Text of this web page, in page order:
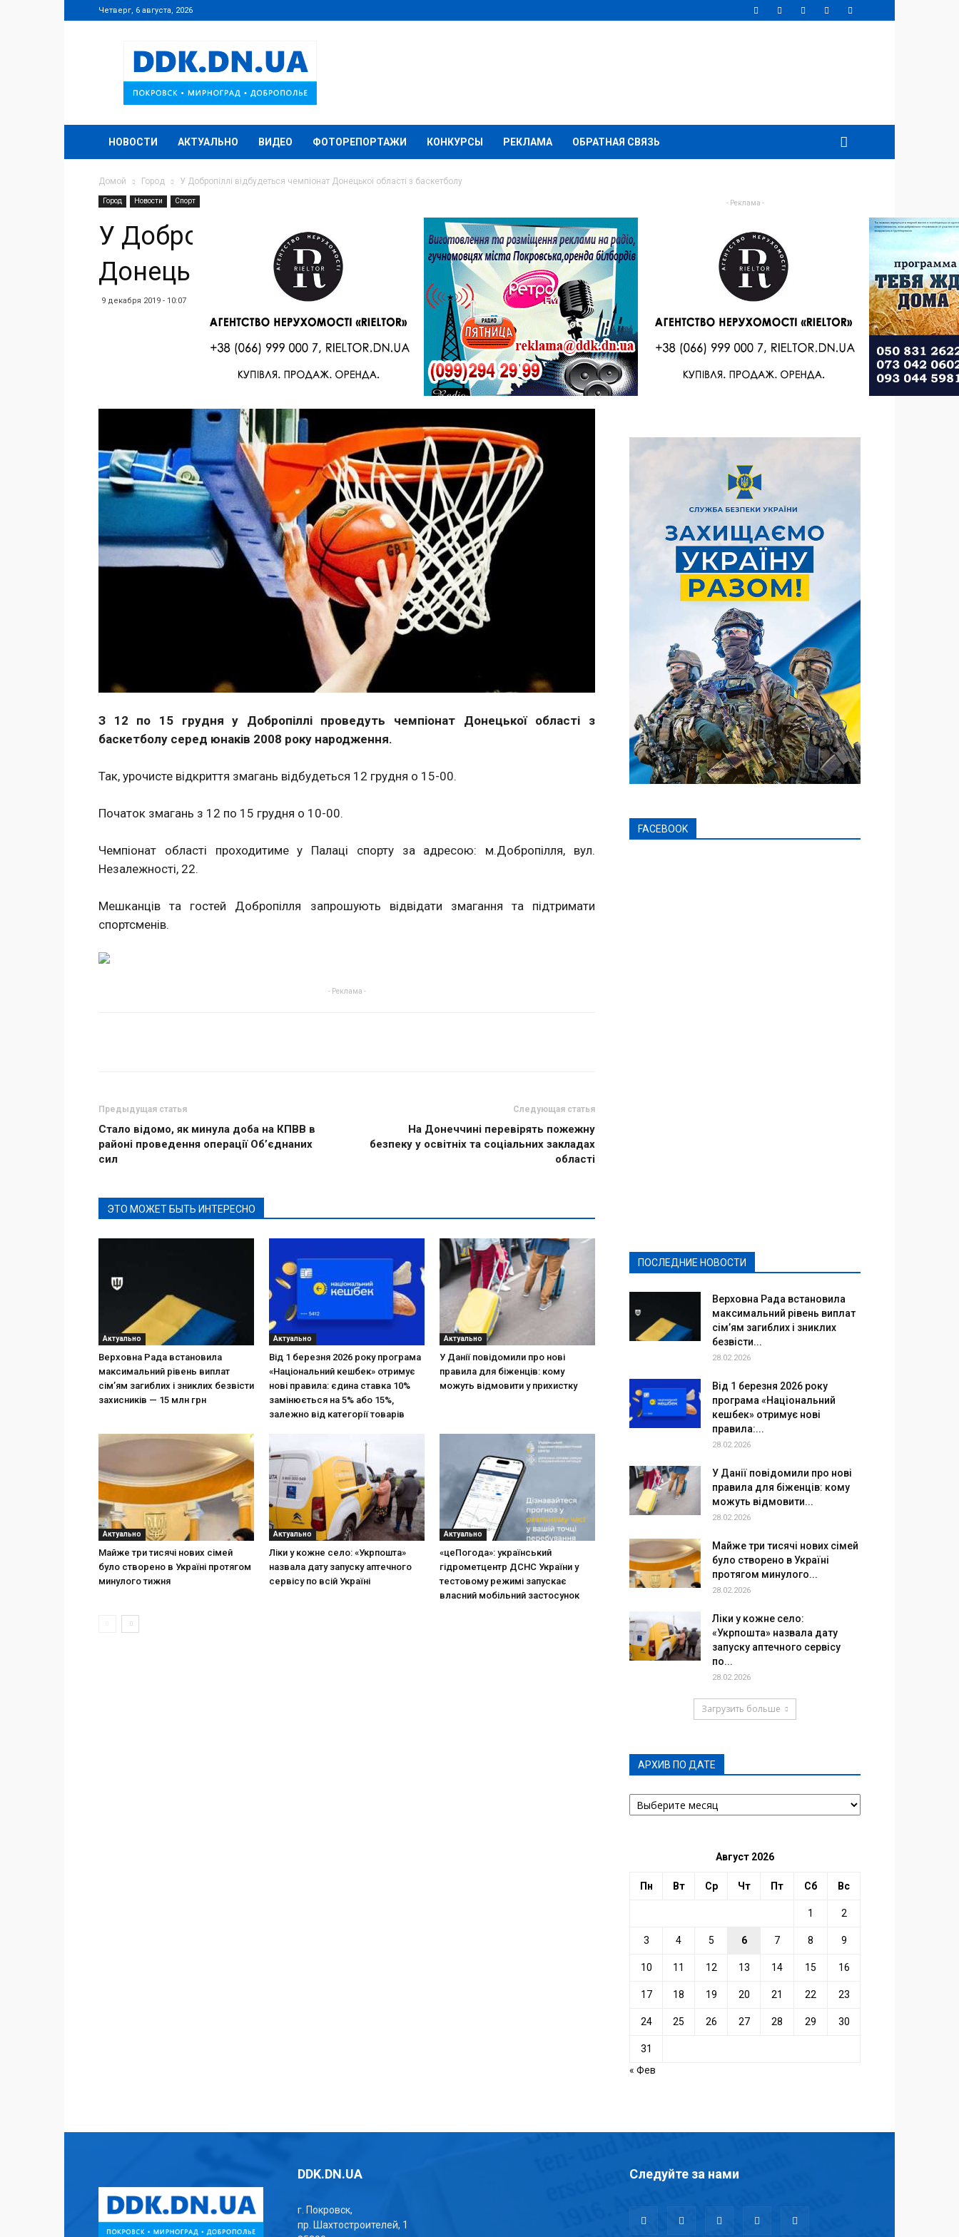
Четверг, 6 августа, 2026
DDK.DN.UA
НОВОСТИ АКТУАЛЬНО ВИДЕО ФОТОРЕПОРТАЖИ КОНКУРСЫ РЕКЛАМА ОБРАТНАЯ СВЯЗЬ
Домой Город У Добропіллі відбудеться чемпіонат Донецької області з баскетболу
Город Новости Спорт
У Добропіллі відбудеться чемпіонат
Донецької області з баскетболу
9 декабря 2019 - 10:07
З 12 по 15 грудня у Добропіллі проведуть чемпіонат Донецької області з
баскетболу серед юнаків 2008 року народження.
Так, урочисте відкриття змагань відбудеться 12 грудня о 15-00.
Початок змагань з 12 по 15 грудня о 10-00.
Чемпіонат області проходитиме у Палаці спорту за адресою: м.Добропілля, вул.
Незалежності, 22.
Мешканців та гостей Добропілля запрошують відвідати змагання та підтримати
спортсменів.
- Реклама -
Предыдущая статья
Стало відомо, як минула доба на КПВВ в
районі проведення операції Об’єднаних
сил
Следующая статья
На Донеччині перевірять пожежну
безпеку у освітніх та соціальних закладах
області
ЭТО МОЖЕТ БЫТЬ ИНТЕРЕСНО
Актуально
Верховна Рада встановила
максимальний рівень виплат
сім’ям загиблих і зниклих безвісти
захисників — 15 млн грн
Актуально
Від 1 березня 2026 року програма
«Національний кешбек» отримує
нові правила: єдина ставка 10%
замінюється на 5% або 15%,
залежно від категорії товарів
Актуально
У Данії повідомили про нові
правила для біженців: кому
можуть відмовити у прихистку
Актуально
Майже три тисячі нових сімей
було створено в Україні протягом
минулого тижня
Актуально
Ліки у кожне село: «Укрпошта»
назвала дату запуску аптечного
сервісу по всій Україні
Актуально
«цеПогода»: український
гідрометцентр ДСНС України у
тестовому режимі запускає
власний мобільний застосунок
- Реклама -
FACEBOOK
ПОСЛЕДНИЕ НОВОСТИ
Верховна Рада встановила
максимальний рівень виплат
сім’ям загиблих і зниклих
безвісти...
28.02.2026
Від 1 березня 2026 року
програма «Національний
кешбек» отримує нові
правила:...
28.02.2026
У Данії повідомили про нові
правила для біженців: кому
можуть відмовити...
28.02.2026
Майже три тисячі нових сімей
було створено в Україні
протягом минулого...
28.02.2026
Ліки у кожне село:
«Укрпошта» назвала дату
запуску аптечного сервісу
по...
28.02.2026
Загрузить больше
АРХИВ ПО ДАТЕ
АРХИВ
ПО
Август 2026
Пн Вт Ср Чт Пт Сб Вс
1 2
3 4 5 6 7 8 9
10 11 12 13 14 15 16
17 18 19 20 21 22 23
24 25 26 27 28 29 30
31
« Фев
DDK.DN.UA
г. Покровск,
пр. Шахтостроителей, 1
Следуйте за нами